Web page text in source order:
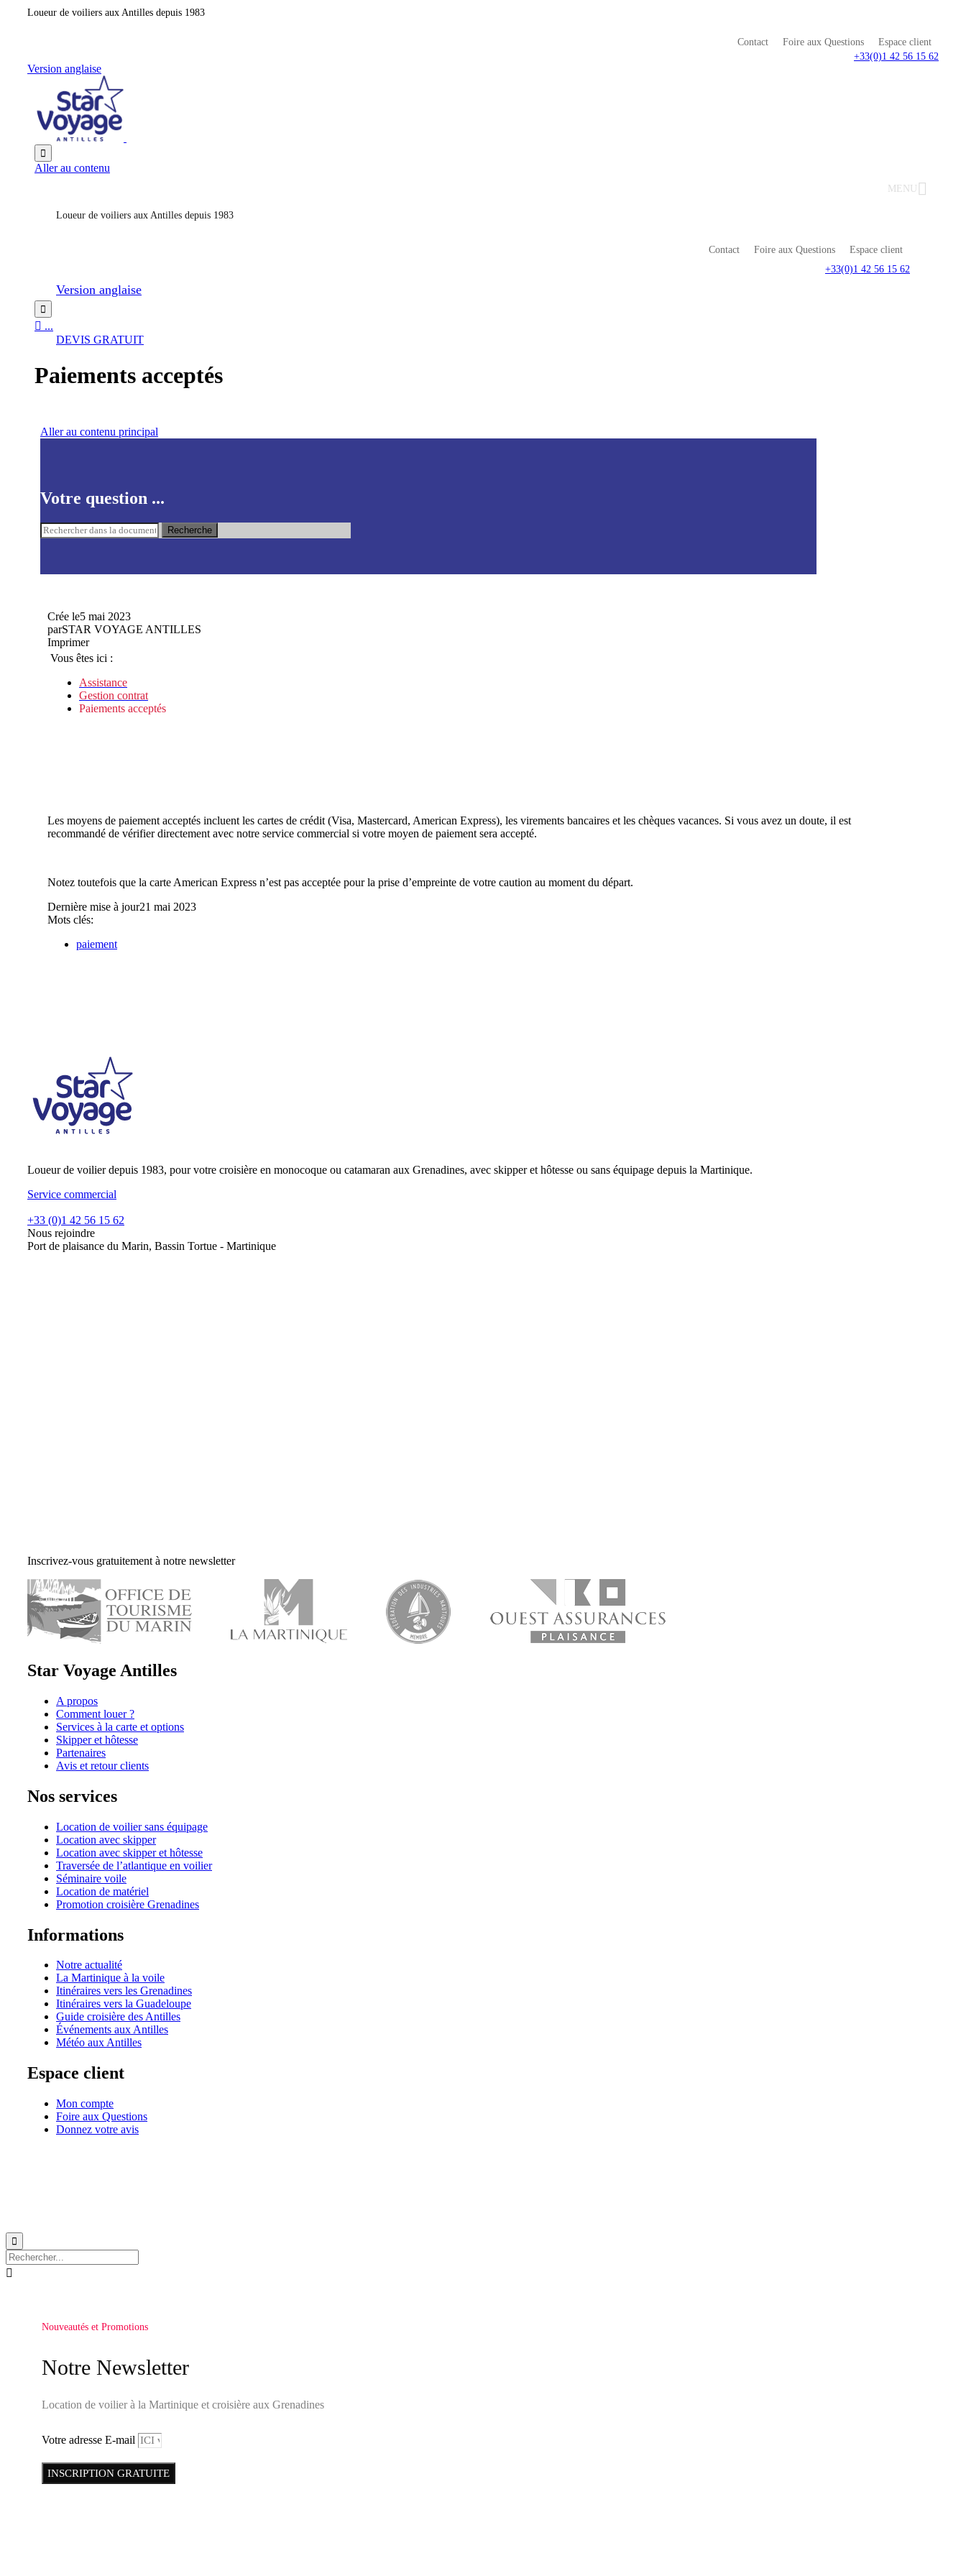
Loueur de voiliers aux Antilles depuis 1983
Contact Foire aux Questions
Espace client
+33(0)1 42 56 15 62
Version anglaise

Aller au contenu
MENU
Loueur de voiliers aux Antilles depuis 1983
Contact Foire aux Questions
Espace client
+33(0)1 42 56 15 62
Version anglaise

 ...
DEVIS GRATUIT
Paiements acceptés
Aller au contenu principal
Votre question ...
Recherche
Crée le5 mai 2023
parSTAR VOYAGE ANTILLES
Imprimer
Vous êtes ici :
Assistance
Gestion contrat
Paiements acceptés
Les moyens de paiement acceptés incluent les cartes de crédit (Visa, Mastercard, American Express), les virements bancaires et les chèques vacances. Si vous avez un doute, il est
recommandé de vérifier directement avec notre service commercial si votre moyen de paiement sera accepté.
Notez toutefois que la carte American Express n’est pas acceptée pour la prise d’empreinte de votre caution au moment du départ.
Dernière mise à jour21 mai 2023
Mots clés:
paiement
Loueur de voilier depuis 1983, pour votre croisière en monocoque ou catamaran aux Grenadines, avec skipper et hôtesse ou sans équipage depuis la Martinique.
Service commercial
+33 (0)1 42 56 15 62
Nous rejoindre
Port de plaisance du Marin, Bassin Tortue - Martinique
Inscrivez-vous gratuitement à notre newsletter
Star Voyage Antilles
A propos
Comment louer ?
Services à la carte et options
Skipper et hôtesse
Partenaires
Avis et retour clients
Nos services
Location de voilier sans équipage
Location avec skipper
Location avec skipper et hôtesse
Traversée de l’atlantique en voilier
Séminaire voile
Location de matériel
Promotion croisière Grenadines
Informations
Notre actualité
La Martinique à la voile
Itinéraires vers les Grenadines
Itinéraires vers la Guadeloupe
Guide croisière des Antilles
Événements aux Antilles
Météo aux Antilles
Espace client
Mon compte
Foire aux Questions
Donnez votre avis


Nouveautés et Promotions
Notre Newsletter
Location de voilier à la Martinique et croisière aux Grenadines
Votre adresse E-mail
INSCRIPTION GRATUITE